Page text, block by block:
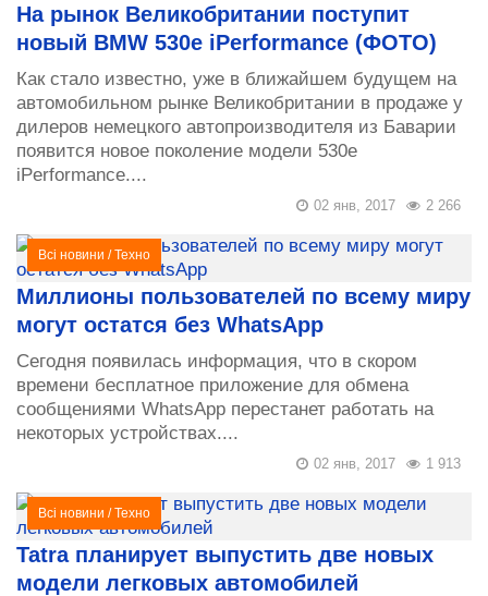
На рынок Великобритании поступит
новый BMW 530e iPerformance (ФОТО)
Как стало известно, уже в ближайшем будущем на
автомобильном рынке Великобритании в продаже у
дилеров немецкого автопроизводителя из Баварии
появится новое поколение модели 530e
iPerformance....
2 266
02 янв, 2017
Всі новини /Техно
Миллионы пользователей по всему миру
могут остатся без WhatsApp
Сегодня появилась информация, что в скором
времени бесплатное приложение для обмена
сообщениями WhatsApp перестанет работать на
некоторых устройствах....
1 913
02 янв, 2017
Всі новини /Техно
Tatra планирует выпустить две новых
модели легковых автомобилей